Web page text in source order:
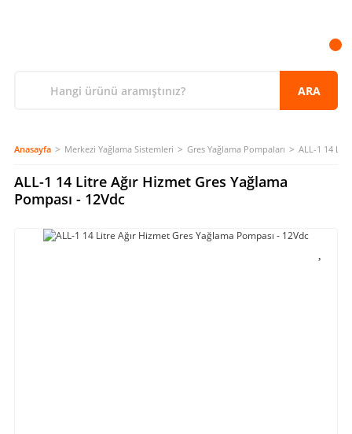
ARA
Anasayfa Merkezi Yağlama Sistemleri Gres Yağlama Pompaları ALL-1 14
ALL-1 14 Litre Ağır Hizmet Gres Yağlama
Pompası - 12Vdc